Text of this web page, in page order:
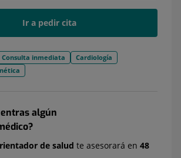
Ir a pedir cita
Consulta inmediata
Cardiología
algún
de salud te asesorará en 48